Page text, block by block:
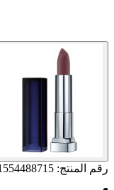
رقم المنتج: 41554488715-175-1